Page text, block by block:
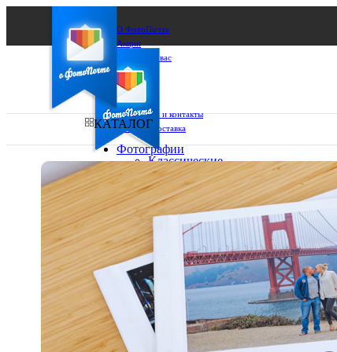
О ФотоПочте
Акции
Сделаем за вас
Бизнесу
FAQ
Франшиза
Поддержка и контакты
Оплата и доставка
Ваш город:
Ваш регион доставки
Выберите из списка:
КАТАЛОГ
Фотографии
Классические
фото
10х10
10х15
13х18
15х15
15х20
20х20
20х30
30х30
30х40
А4
Фото